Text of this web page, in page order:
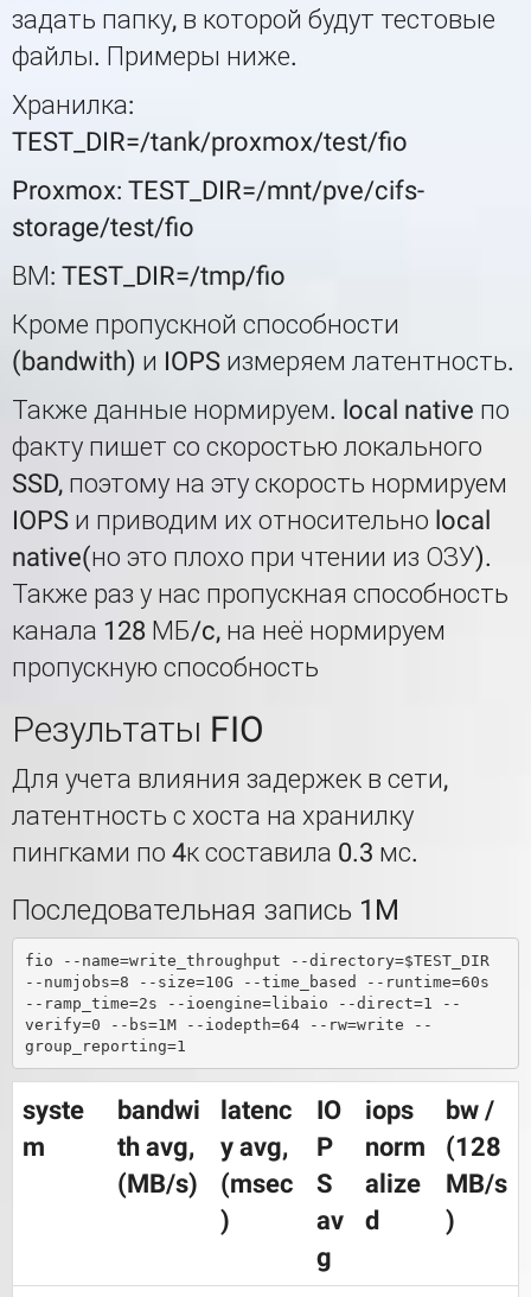
задать папку, в которой будут тестовые
файлы. Примеры ниже.
Хранилка:
TEST_DIR=/tank/proxmox/test/fio
Proxmox: TEST_DIR=/mnt/pve/cifs-
storage/test/fio
ВМ: TEST_DIR=/tmp/fio
Кроме пропускной способности
(bandwith) и IOPS измеряем латентность.
Также данные нормируем. local native по
факту пишет со скоростью локального
SSD, поэтому на эту скорость нормируем
IOPS и приводим их относительно local
native(но это плохо при чтении из ОЗУ).
Также раз у нас пропускная способность
канала 128 МБ/c, на неё нормируем
пропускную способность
Результаты FIO
Для учета влияния задержек в сети,
латентность с хоста на хранилку
пингками по 4к составила 0.3 мс.
Последовательная запись 1M
fio --name=write_throughput --directory=$TEST_DIR
--numjobs=8 --size=10G --time_based --runtime=60s
--ramp_time=2s --ioengine=libaio --direct=1 --
verify=0 --bs=1M --iodepth=64 --rw=write --
syste
m
bandwi
th avg,
(MB/s)
latenc
y avg,
(msec
)
IO
P
S
av
g
iops
norm
alize
d
bw /
(128
MB/s
)